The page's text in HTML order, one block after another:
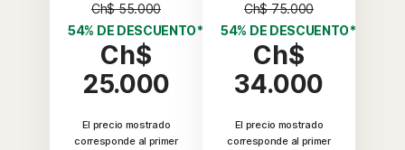
Ch$ 55.000
54% DE DESCUENTO*
Ch$
25.000
El precio mostrado
corresponde al primer
Ch$ 75.000
54% DE DESCUENTO*
Ch$
34.000
El precio mostrado
corresponde al primer